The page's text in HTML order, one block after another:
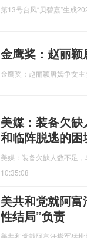
第13号台风“贝碧嘉”生成
金鹰奖：赵丽
金鹰奖：赵丽颖唐嫣争女主
美媒：装备欠
和临阵脱逃的困
美媒：装备欠缺人数不足
10:35:08
美共和党就阿
性结局”负责
美共和党就阿富汗撤军猛